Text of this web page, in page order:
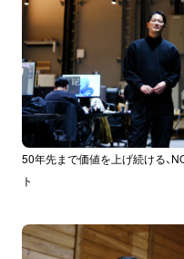
50年先まで価値を上げ続ける、
ト